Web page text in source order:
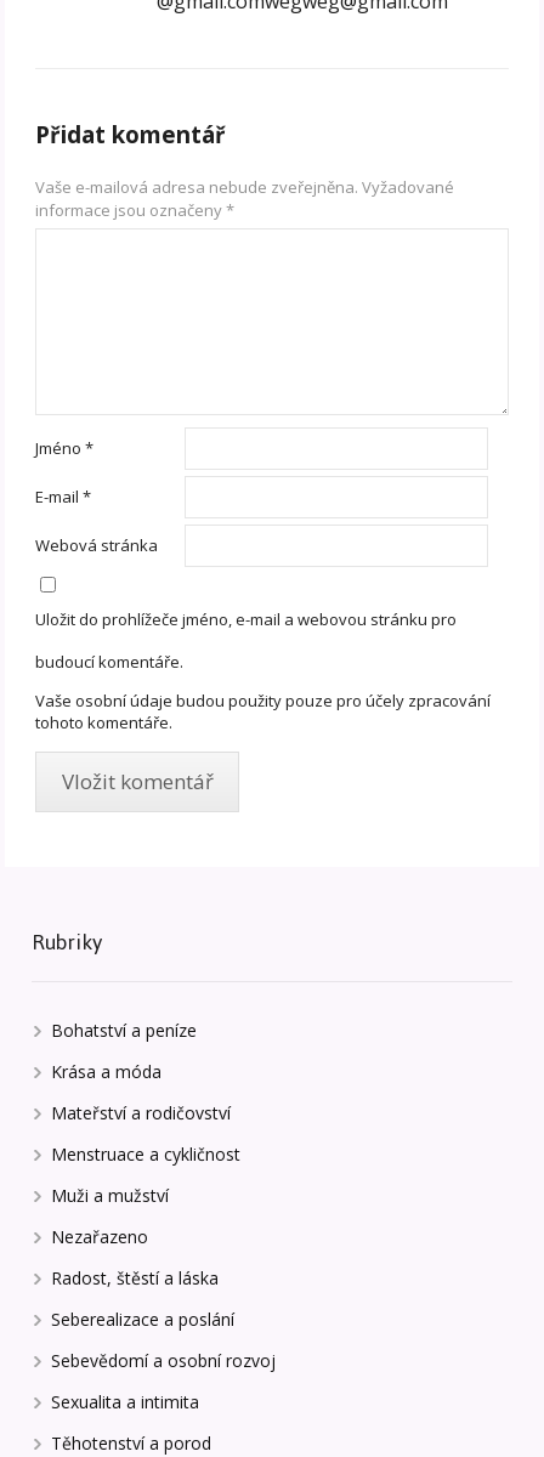
Přidat komentář
Vaše e-mailová adresa nebude zveřejněna. Vyžadované
informace jsou označeny*
Jméno*
E-mail*
Webová stránka
Uložit do prohlížeče jméno, e-mail a webovou stránku pro
budoucí komentáře.
Vaše osobní údaje budou použity pouze pro účely zpracování
tohoto komentáře.
Rubriky
Bohatství a peníze
Krása a móda
Mateřství a rodičovství
Menstruace a cykličnost
Muži a mužství
Nezařazeno
Radost, štěstí a láska
Seberealizace a poslání
Sebevědomí a osobní rozvoj
Sexualita a intimita
Těhotenství a porod